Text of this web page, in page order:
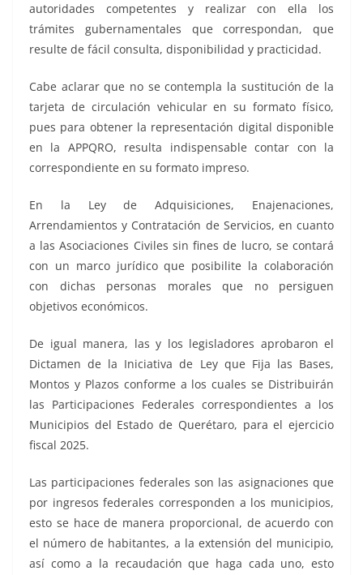
autoridades competentes y realizar con ella los
trámites gubernamentales que correspondan, que
resulte de fácil consulta, disponibilidad y practicidad.
Cabe aclarar que no se contempla la sustitución de la
tarjeta de circulación vehicular en su formato físico,
pues para obtener la representación digital disponible
en la APPQRO, resulta indispensable contar con la
correspondiente en su formato impreso.
En la Ley de Adquisiciones, Enajenaciones,
Arrendamientos y Contratación de Servicios, en cuanto
a las Asociaciones Civiles sin fines de lucro, se contará
con un marco jurídico que posibilite la colaboración
con dichas personas morales que no persiguen
objetivos económicos.
De igual manera, las y los legisladores aprobaron el
Dictamen de la Iniciativa de Ley que Fija las Bases,
Montos y Plazos conforme a los cuales se Distribuirán
las Participaciones Federales correspondientes a los
Municipios del Estado de Querétaro, para el ejercicio
fiscal 2025.
Las participaciones federales son las asignaciones que
por ingresos federales corresponden a los municipios,
esto se hace de manera proporcional, de acuerdo con
el número de habitantes, a la extensión del municipio,
así como a la recaudación que haga cada uno, esto